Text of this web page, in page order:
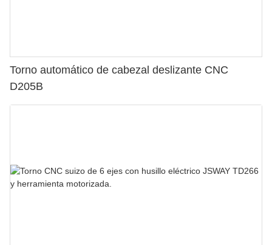
Torno automático de cabezal deslizante CNC
D205B